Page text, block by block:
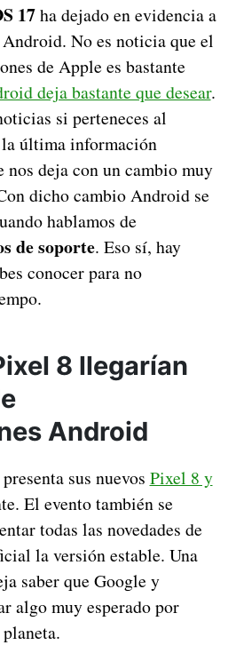
17ha dejado en evidencia a
No es noticia que el
de Apple es bastante
deja bastante que desear.
si perteneces al
última información
nos deja con un cambio muy
dicho cambio Android se
hablamos de
de soporte. Eso sí, hay
conocer para no
8 llegarían
Android
sus nuevos Pixel 8 y
El evento también se
todas las novedades de
la versión estable. Una
saber que Google y
algo muy esperado por